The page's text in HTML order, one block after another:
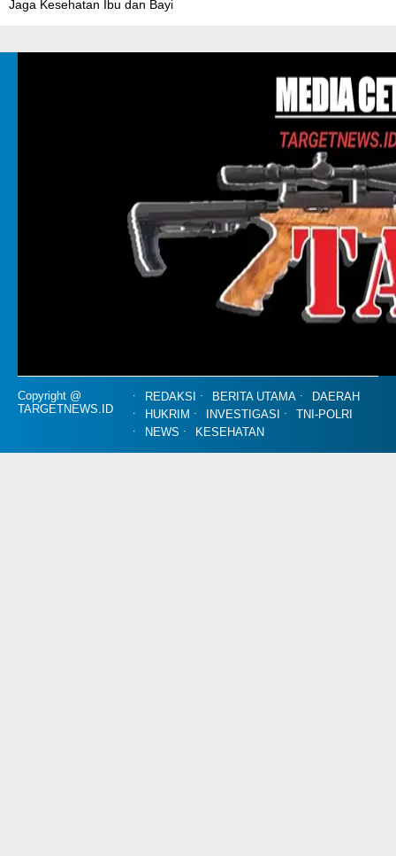
Jaga Kesehatan Ibu dan Bayi
Copyright @
TARGETNEWS.ID
REDAKSI BERITA UTAMA
DAERAH
HUKRIM
INVESTIGASI
TNI-POLRI
NEWS
KESEHATAN